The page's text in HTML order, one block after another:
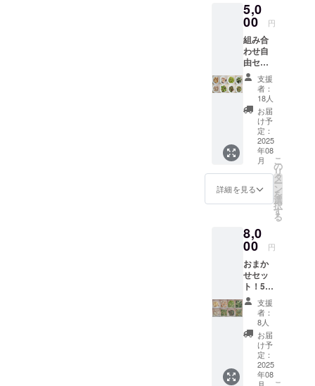
合わせ
※原材料
及び添
加物等
の食品
表示は
お届け
商品の
ラベル
に表記
されま
す。 商
品開封
前には
必ずお
届けの
リター
ルや注
意書き
をご確
認くだ
さい。
5,0
00 円
組み合
わせ自
由セッ
ト【備
考欄へ
希望の
食材を
ご記入
500ｇ
×8PCor
250ｇ
×16PC
】冷凍
食材
ミック
ス 詰め
せ ※原
材料及
び添加
物等の
食品表
示はお
届け商
品のラ
ベルに
表記さ
れま
す。 商
品開封
前には
支援
者：
18人
お届
け予
定：
2025
年08
月
詳細を見る
こ
の
リ
タ
ー
ン
を
選
択
す
る
8,0
00 円
おまか
せセッ
ト！500
ｇ
×16PC
【商
品A～H
まで各
１P】
or250ｇ
×32PC
支援
者：
8人
お届
け予
定：
2025
年08